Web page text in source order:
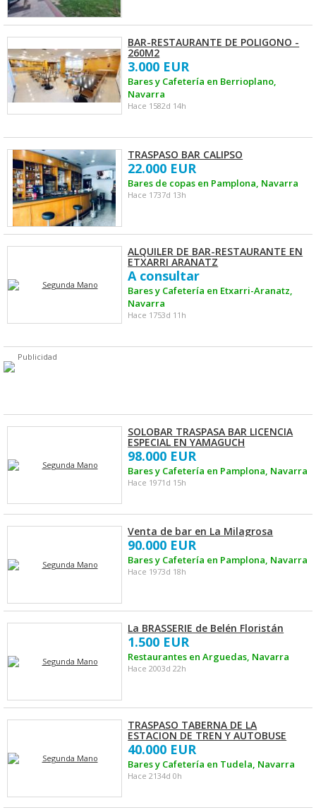
BAR-RESTAURANTE DE POLIGONO -
260M2
3.000 EUR
Bares y Cafetería en Berrioplano,
Navarra
Hace 1582d 14h
TRASPASO BAR CALIPSO
22.000 EUR
Bares de copas en Pamplona, Navarra
Hace 1737d 13h
ALQUILER DE BAR-RESTAURANTE EN
ETXARRI ARANATZ
A consultar
Bares y Cafetería en Etxarri-Aranatz,
Navarra
Hace 1753d 11h
Publicidad
SOLOBAR TRASPASA BAR LICENCIA
ESPECIAL EN YAMAGUCH
98.000 EUR
Bares y Cafetería en Pamplona, Navarra
Hace 1971d 15h
Venta de bar en La Milagrosa
90.000 EUR
Bares y Cafetería en Pamplona, Navarra
Hace 1973d 18h
La BRASSERIE de Belén Floristán
1.500 EUR
Restaurantes en Arguedas, Navarra
Hace 2003d 22h
TRASPASO TABERNA DE LA
ESTACION DE TREN Y AUTOBUSE
40.000 EUR
Bares y Cafetería en Tudela, Navarra
Hace 2134d 0h